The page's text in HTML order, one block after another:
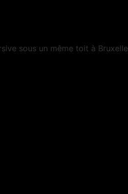
sous un même toit à